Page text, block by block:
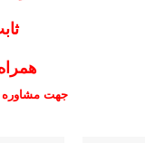
ثابت: ۴۲۴
همراه: ۱۲ ۱۲
جهت مشاوره